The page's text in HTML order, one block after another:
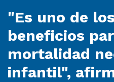
"Es uno de
beneficios
mortalidad
infantil",